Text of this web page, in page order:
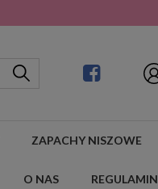
ZAPACHY NISZOWE
O NAS